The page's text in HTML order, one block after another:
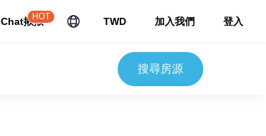
Chat揪揪
HOT TWD 加入我們 登入
搜尋房源